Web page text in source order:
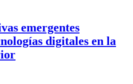
emergentes
digitales en la